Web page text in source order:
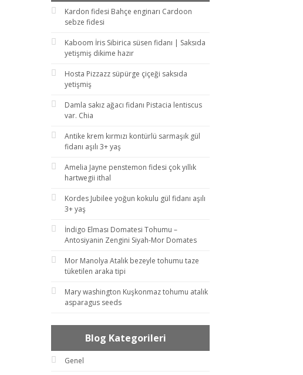
Kardon fidesi Bahçe enginarı Cardoon
sebze fidesi
Kaboom İris Sibirica süsen fidanı | Saksıda
yetişmiş dikime hazır
Hosta Pizzazz süpürge çiçeği saksıda
yetişmiş
Damla sakız ağacı fidanı Pistacia lentiscus
var. Chia
Antike krem kırmızı kontürlü sarmaşık gül
fidanı aşılı 3+ yaş
Amelia Jayne penstemon fidesi çok yıllık
hartwegii ithal
Kordes Jubilee yoğun kokulu gül fidanı aşılı
3+ yaş
İndigo Elması Domatesi Tohumu –
Antosiyanin Zengini Siyah-Mor Domates
Mor Manolya Atalık bezeyle tohumu taze
tüketilen araka tipi
Mary washington Kuşkonmaz tohumu atalık
asparagus seeds
Blog Kategorileri
Genel